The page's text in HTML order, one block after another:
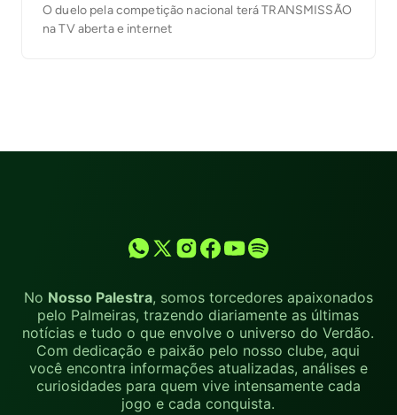
O duelo pela competição nacional terá TRANSMISSÃO
na TV aberta e internet
No Nosso Palestra, somos torcedores apaixonados
pelo Palmeiras, trazendo diariamente as últimas
notícias e tudo o que envolve o universo do Verdão.
Com dedicação e paixão pelo nosso clube, aqui
você encontra informações atualizadas, análises e
curiosidades para quem vive intensamente cada
jogo e cada conquista.